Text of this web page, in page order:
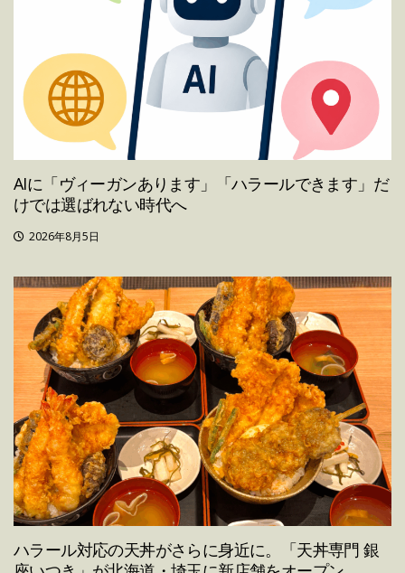
AIに「ヴィーガンあります」「ハラールできます」だ
けでは選ばれない時代へ
2026年8月5日
ハラール対応の天丼がさらに身近に。「天丼専門 銀